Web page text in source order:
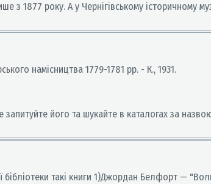
1877 року. А у Чернігівському історичному
намісництва 1779-1781 рр. - К., 1931.
його та шукайте в каталогах за
такі книги 1)Джордан Белфорт —